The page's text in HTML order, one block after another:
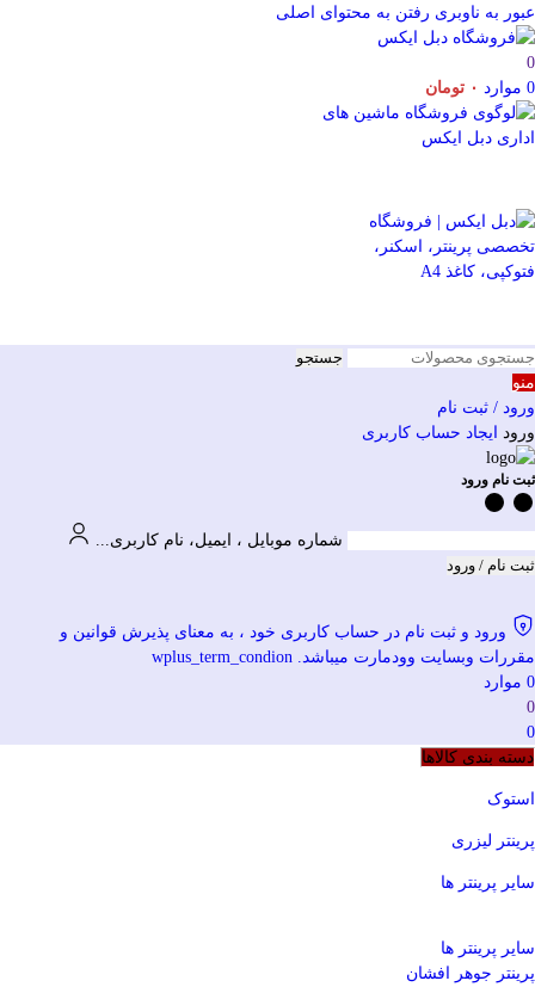
عبور به ناوبری رفتن به محتوای اصلی
0
0 موارد ۰ تومان
جستجو
منو
ورود / ثبت نام
ورود ایجاد حساب کاربری
ثبت نام ورود
شماره موبایل ، ایمیل، نام کاربری...
ثبت نام / ورود
ورود و ثبت نام در حساب کاربری خود ، به معنای پذیرش قوانین و
مقررات وبسایت وودمارت میباشد. wplus_term_condion
0 موارد
0
0
دسته بندی کالاها
استوک
پرینتر لیزری
سایر پرینتر ها
سایر پرینتر ها
پرینتر جوهر افشان